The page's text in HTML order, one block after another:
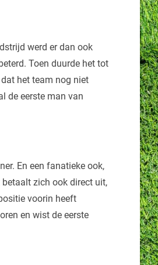
werd er dan ook
Toen duurde het tot
het team nog niet
de eerste man van
En een fanatieke ook,
zich ook direct uit,
voorin heeft
en wist de eerste